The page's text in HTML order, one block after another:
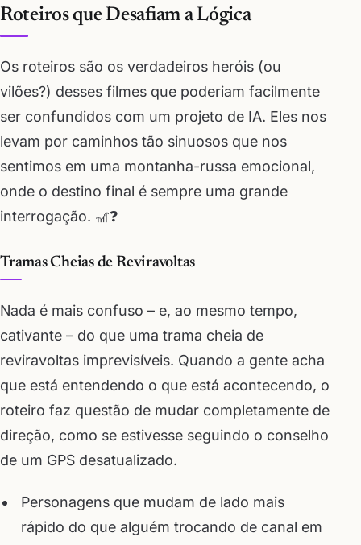
Roteiros que Desafiam a Lógica
Os roteiros são os verdadeiros heróis (ou
vilões?) desses filmes que poderiam facilmente
ser confundidos com um projeto de IA. Eles nos
levam por caminhos tão sinuosos que nos
sentimos em uma montanha-russa emocional,
onde o destino final é sempre uma grande
interrogação. 🎢❓
Tramas Cheias de Reviravoltas
Nada é mais confuso – e, ao mesmo tempo,
cativante – do que uma trama cheia de
reviravoltas imprevisíveis. Quando a gente acha
que está entendendo o que está acontecendo, o
roteiro faz questão de mudar completamente de
direção, como se estivesse seguindo o conselho
de um GPS desatualizado.
Personagens que mudam de lado mais
rápido do que alguém trocando de canal em